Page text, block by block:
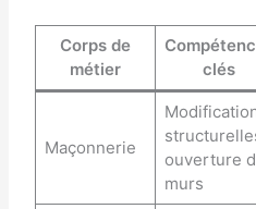
Corps de
métier
clés
Maçonnerie
ouverture
murs